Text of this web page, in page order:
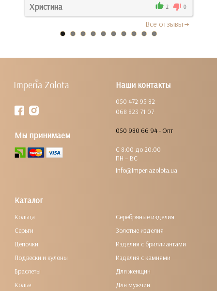
Христина 2 0
Все отзывы
Наши контакты
050 472 95 82
068 823 71 07
050 980 66 94 - Опт
С 8:00 до 20:00
ПН – ВС
info@imperiazolota.ua
Мы принимаем
Каталог
Кольца
Серьги
Цепочки
Подвески и кулоны
Браслеты
Колье
Серебряные изделия
Золотые изделия
Изделия с бриллиантами
Изделия с камнями
Для женщин
Для мужчин